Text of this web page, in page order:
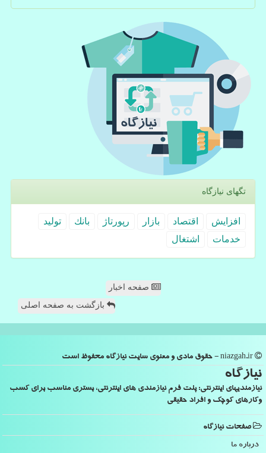
تگهای نیازگاه
افزایش اقتصاد بازار رپورتاژ بانك
تولید
خدمات
اشتغال
صفحه اخبار
بازگشت به صفحه اصلی
نیازگاه
نیازمندیهای اینترنتی: پلت فرم نیازمندی های اینترنتی، بستری مناسب برای کسب
وکارهای کوچک و افراد حقیقی
صفحات نیازگاه
درباره ما